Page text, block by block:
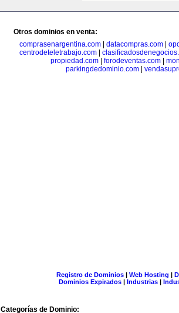
Otros dominios en venta:
comprasenargentina.com| datacompras.com|
centrodeteletrabajo.com
propiedad.com
forodeventas.com
parkingdedominio.com|
Registro de Dominios| Web Hosting |
Dominios Expirados | Industrias |
Categorías de Dominio: